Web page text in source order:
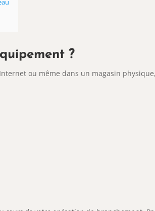
?
ou même dans un magasin physique,